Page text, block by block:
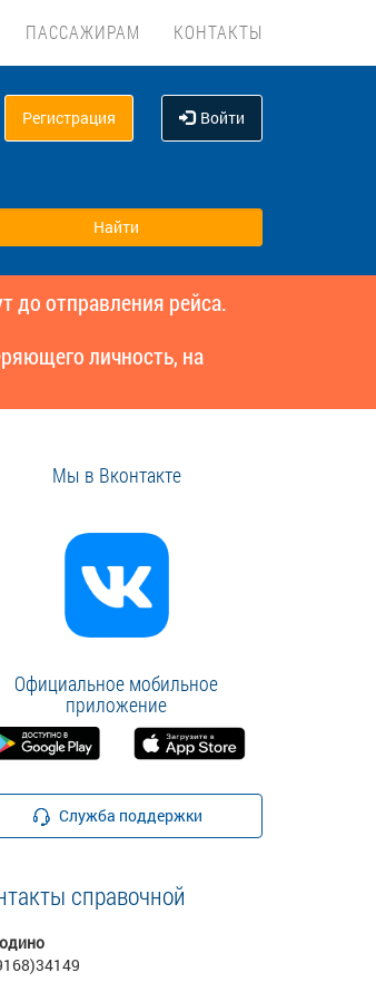
ПАССАЖИРАМ КОНТАКТЫ
Регистрация Войти
до отправления рейса.
личность, на
Мы в Вконтакте
Официальное мобильное
приложение
Служба поддержки
справочной